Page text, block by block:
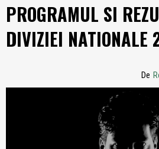
PROGRAMUL SI
DIVIZIEI NATIONALE
De